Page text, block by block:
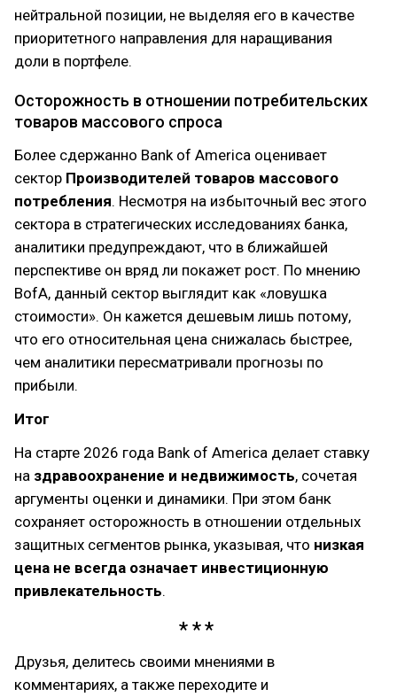
нейтральной позиции, не выделяя его в качестве
приоритетного направления для наращивания
доли в портфеле.
Осторожность в отношении потребительских
товаров массового спроса
Более сдержанно Bank of America оценивает
сектор Производителей товаров массового
потребления. Несмотря на избыточный вес этого
сектора в стратегических исследованиях банка,
аналитики предупреждают, что в ближайшей
перспективе он вряд ли покажет рост. По мнению
BofA, данный сектор выглядит как «ловушка
стоимости». Он кажется дешевым лишь потому,
что его относительная цена снижалась быстрее,
чем аналитики пересматривали прогнозы по
прибыли.
Итог
На старте 2026 года Bank of America делает ставку
на здравоохранение и недвижимость, сочетая
аргументы оценки и динамики. При этом банк
сохраняет осторожность в отношении отдельных
защитных сегментов рынка, указывая, что низкая
цена не всегда означает инвестиционную
привлекательность.
Друзья, делитесь своими мнениями в
комментариях, а также переходите и